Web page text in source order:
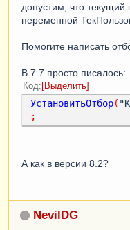
допустим, что текущий
переменной
Помогите написать
В 7.7 просто писалось:
Код Выделить
УстановитьОтбор(
;
А как в версии 8.2?
NevilDG